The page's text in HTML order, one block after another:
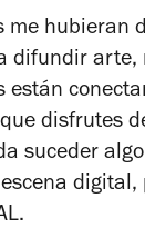
me hubieran
difundir arte,
están
disfrutes
suceder